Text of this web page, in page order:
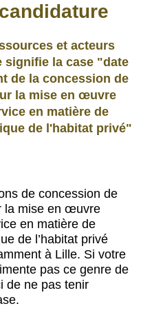
et acteurs
signifie la case "date
de la concession de
la mise en œuvre
en matière de
de l'habitat privé"
de concession de
la mise en œuvre
en matière de
de l’habitat privé
à Lille. Si votre
pas ce genre de
de ne pas tenir